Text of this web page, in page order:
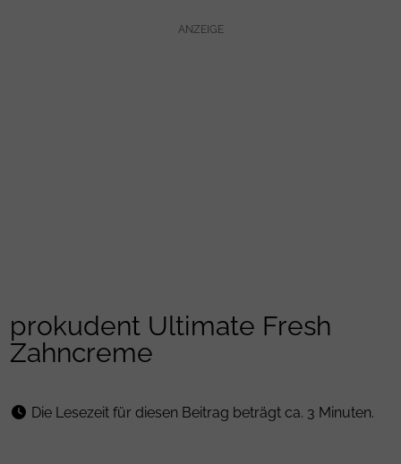
prokudent Ultimate Fresh
Zahncreme
Die Lesezeit für diesen Beitrag beträgt ca. 3 Minuten.